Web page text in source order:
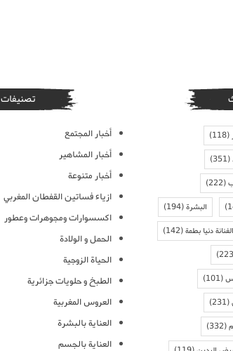
(118)
(351)
(222)
البشرة(194)
الفنانة دنيا بطمة(142)
(101)
(231)
(332)
تصنيفات
أخبار المجتمع
أخبار المشاهير
أخبار متنوعة
ازياء فساتين القفطان المغربي
اكسسوارات ومجوهرات وعطور
الحمل و الولادة
الحياة الزوجية
الطبخ و حلويات جزائرية
العروس المغربية
العناية بالبشرة
العناية بالجسم